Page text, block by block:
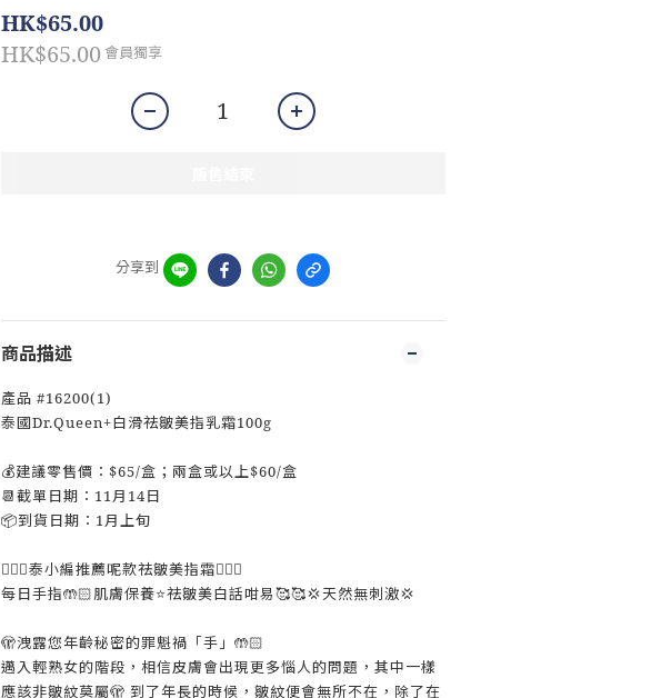
HK$65.00
HK$65.00 會員獨享
分享到
商品描述
產品 #16200(1)
泰國Dr.Queen+白滑祛皺美指乳霜100g
💰建議零售價：$65/盒；兩盒或以上$60/盒
📆截單日期：11月14日
📦到貨日期：1月上旬
💁🏻‍♀️泰小編推薦呢款祛皺美指霜💁🏻‍♀️
每日手指🤲🏻肌膚保養⭐️祛皺美白話咁易🥰🥰💢天然無刺激💢
🫣洩露您年齡秘密的罪魁禍「手」🤲🏻
邁入輕熟女的階段，相信皮膚會出現更多惱人的問題，其中一樣
應該非皺紋莫屬🫣 到了年長的時候，皺紋便會無所不在，除了在